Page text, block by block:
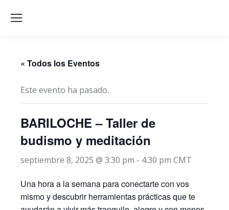
« Todos los Eventos
Este evento ha pasado.
BARILOCHE – Taller de
budismo y meditación
septiembre 8, 2025 @ 3:30 pm - 4:30 pm CMT
Una hora a la semana para conectarte con vos
mismo y descubrir herramientas prácticas que te